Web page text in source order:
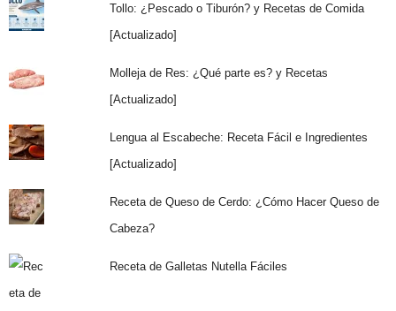
Tollo: ¿Pescado o Tiburón? y Recetas de Comida
[Actualizado]
Molleja de Res: ¿Qué parte es? y Recetas
[Actualizado]
Lengua al Escabeche: Receta Fácil e Ingredientes
[Actualizado]
Receta de Queso de Cerdo: ¿Cómo Hacer Queso de
Cabeza?
Receta de Galletas Nutella Fáciles